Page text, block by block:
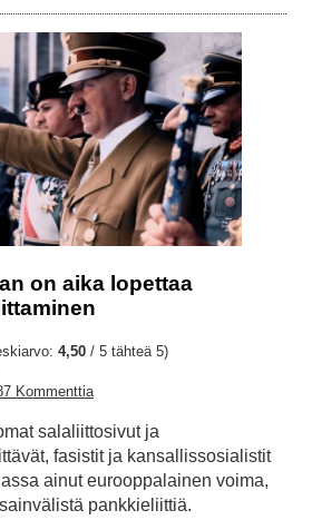
on aika lopettaa
4,50 / 5 tähteä 5)
Kommenttia
salaliittosivut ja
fasistit ja kansallissosialistit
ainut eurooppalainen voima,
pankkieliittiä.